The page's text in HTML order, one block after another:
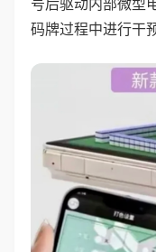
号后驱动内部微型
码牌过程中进行干